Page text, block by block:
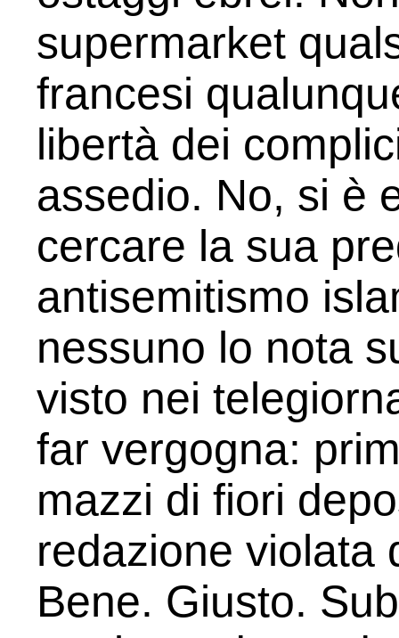
supermarket
francesi
libertà dei
assedio. No, si è
cercare la sua
antisemitismo
nessuno lo nota
visto nei
far vergogna:
mazzi di fiori
redazione violata
Bene. Giusto.